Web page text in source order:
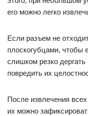
его можно легко
Если разъем не
плоскогубцами, чтобы
слишком резко
повредить их
После извлечения
их можно